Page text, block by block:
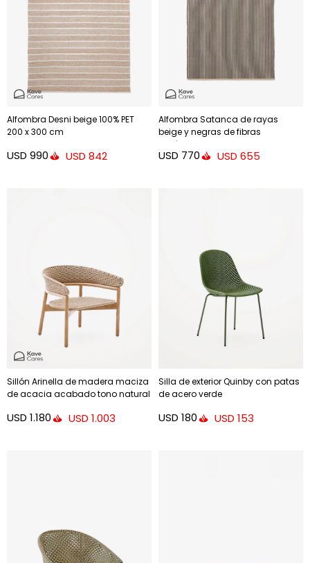
Alfombra Desni beige 100% PET
200 x 300 cm
USD 990 USD 842
Alfombra Satanca de rayas
beige y negras de fibras
sintéticas 160 x 230 cm
USD 770 USD 655
Sillón Arinella de madera maciza
de acacia acabado tono natural
USD 1.180 USD 1.003
Silla de exterior Quinby con patas
de acero verde
USD 180 USD 153